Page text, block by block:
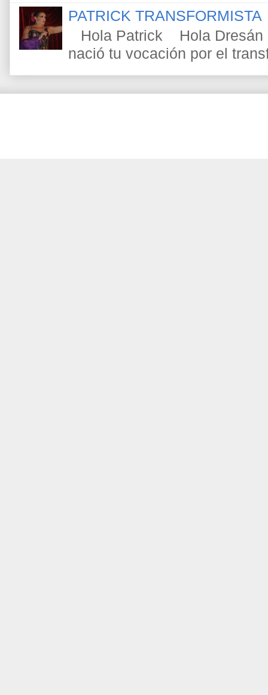
PATRICK TRANSFORMISTA
Hola Patrick Hola Dresán
nació tu vocación por el